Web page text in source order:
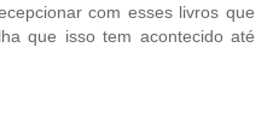
com esses livros que
que isso tem acontecido até